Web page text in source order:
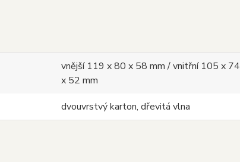
vnější 119 x 80 x 58 mm / vnitřní 105 x 74
x 52 mm
dvouvrstvý karton, dřevitá vlna